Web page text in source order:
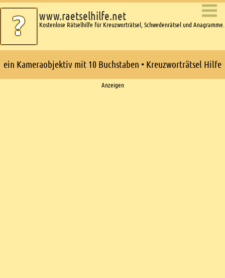
www.raetselhilfe.net
Kostenlose Rätselhilfe für Kreuzworträtsel, Schwedenrätsel und Anagramme.
ein Kameraobjektiv mit 10 Buchstaben • Kreuzworträtsel Hilfe
Anzeigen